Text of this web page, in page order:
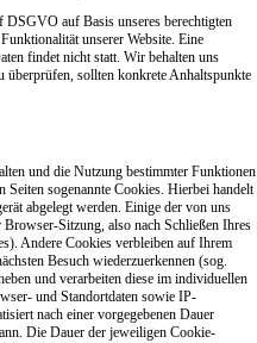
auf Basis unseres berechtigten
unserer Website. Eine
findet nicht statt. Wir behalten uns
sollten konkrete Anhaltspunkte
und die Nutzung bestimmter Funktionen
sogenannte Cookies. Hierbei handelt
abgelegt werden. Einige der von uns
Sitzung, also nach Schließen Ihres
Andere Cookies verbleiben auf Ihrem
Besuch wiederzuerkennen (sog.
und verarbeiten diese im individuellen
und Standortdaten sowie IP-
nach einer vorgegebenen Dauer
Die Dauer der jeweiligen Cookie-